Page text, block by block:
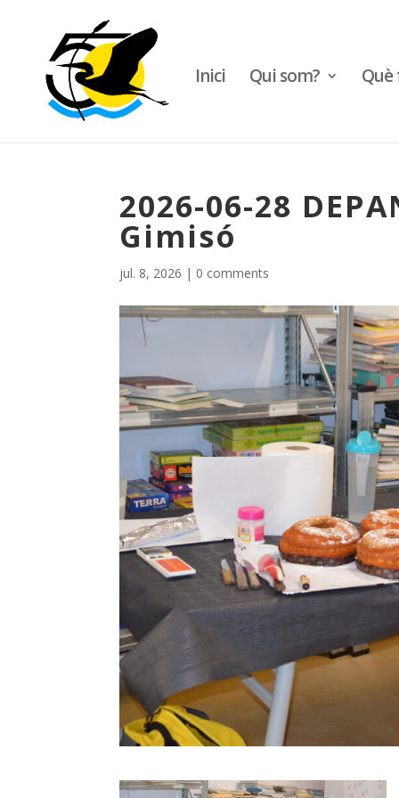
Inici Qui som? Què
2026-06-28
Gimisó
jul. 8, 2026 | 0 comments